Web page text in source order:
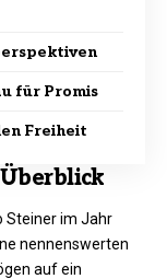
für Promis
Freiheit
Steiner im Jahr
nennenswerten
auf ein